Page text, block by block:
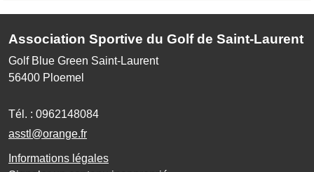
Association Sportive du Golf de Saint-Laurent
Golf Blue Green Saint-Laurent
56400 Ploemel
Tél. : 0962148084
asstl@orange.fr
Informations légales